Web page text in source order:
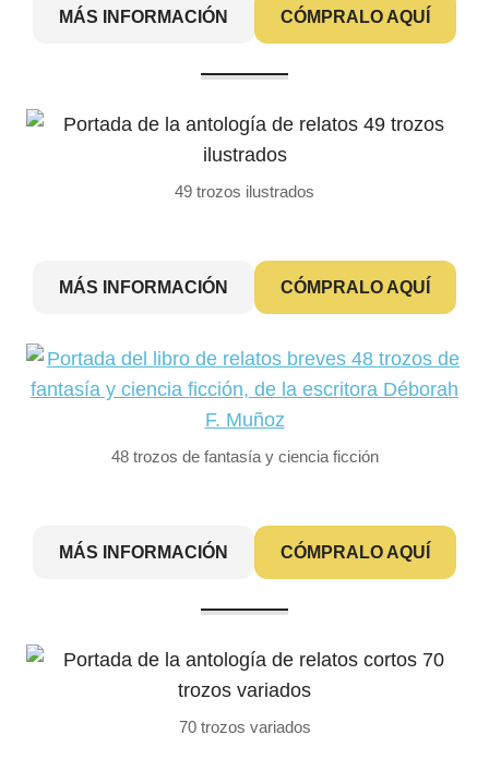
MÁS INFORMACIÓN CÓMPRALO AQUÍ
49 trozos ilustrados
MÁS INFORMACIÓN CÓMPRALO AQUÍ
48 trozos de fantasía y ciencia ficción
MÁS INFORMACIÓN CÓMPRALO AQUÍ
70 trozos variados